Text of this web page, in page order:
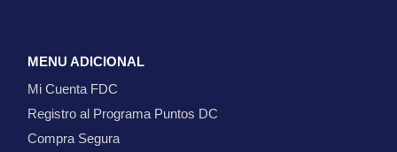
MENU ADICIONAL
Mi Cuenta FDC
Registro al Programa Puntos DC
Compra Segura